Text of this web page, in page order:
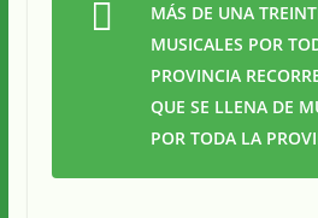
MÁS DE UNA
MUSICALES POR
PROVINCIA
QUE SE LLENA DE
POR TODA LA